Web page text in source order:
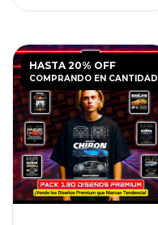
HASTA 20% OFF
COMPRANDO EN CANTIDAD